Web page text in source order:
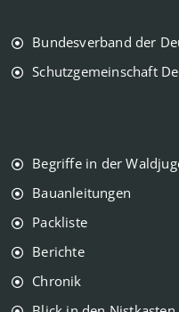
Bundesverband der
Schutzgemeinschaft
Begriffe in der
Bauanleitungen
Packliste
Berichte
Chronik